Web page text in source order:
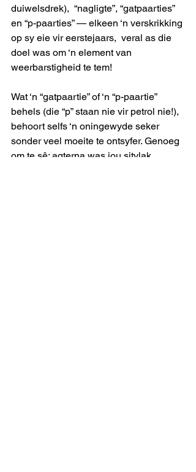
duiwelsdrek),  “nagligte”, “gatpaarties”
en “p-paarties” — elkeen ‘n verskrikking
op sy eie vir eerstejaars,  veral as die
doel was om ‘n element van
weerbarstigheid te tem!
Wat ‘n “gatpaartie” of ‘n “p-paartie”
behels (die “p” staan nie vir petrol nie!),
behoort selfs ‘n oningewyde seker
sonder veel moeite te ontsyfer. Genoeg
om te sê: agterna was jou sitvlak